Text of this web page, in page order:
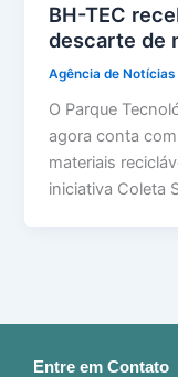
BH-TEC
descarte de
Agência de Notícias
O Parque
agora conta
materiais
iniciativa Coleta
Entre em Contato